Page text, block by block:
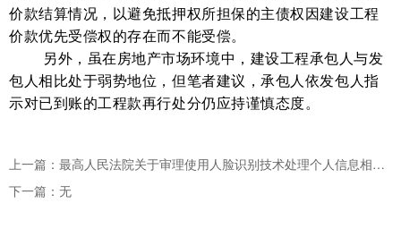
价款结算情况，以避免抵押权所担保的主债权因建设工程
价款优先受偿权的存在而不能受偿。
另外，虽在房地产市场环境中，建设工程承包人与发
包人相比处于弱势地位，但笔者建议，承包人依发包人指
示对已到账的工程款再行处分仍应持谨慎态度。
上一篇：最高人民法院关于审理使用人脸识别技术处理个人信息相关民事案件适用法律若干问题的规定
下一篇：无